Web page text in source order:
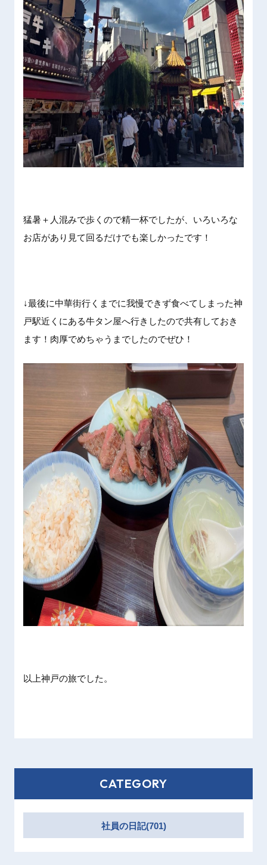
猛暑＋人混みで歩くので精一杯でしたが、いろいろな
お店があり見て回るだけでも楽しかったです！
↓最後に中華街行くまでに我慢できず食べてしまった神
戸駅近くにある牛タン屋へ行きしたので共有しておき
ます！肉厚でめちゃうまでしたのでぜひ！
以上神戸の旅でした。
CATEGORY
社員の日記(701)